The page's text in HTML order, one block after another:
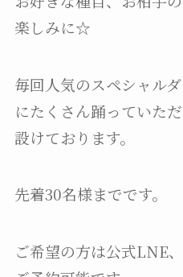
楽しみに☆
毎回人気のスペシャル
にたくさん踊っていた
設けております。
先着30名様までです。
ご希望の方は公式LNE